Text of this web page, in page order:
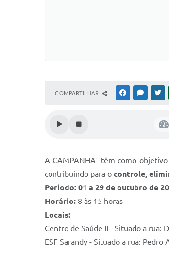
COMPARTILHAR FACEBOOK
A CAMPANHA têm como objetivo
contribuindo para o controle,
Período: 01 a 29 de outubro de
Horário: 8 às 15 horas
Locais:
Centro de Saúde II - Situado a rua:
ESF Sarandy - Situado a rua: Pedro